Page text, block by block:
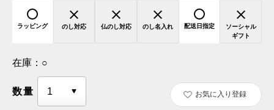
ラッピング のし対応 仏のし対応 のし名入れ 配送日指定
ソーシャル
ギフト
在庫： ○
数量 お気に入り登録